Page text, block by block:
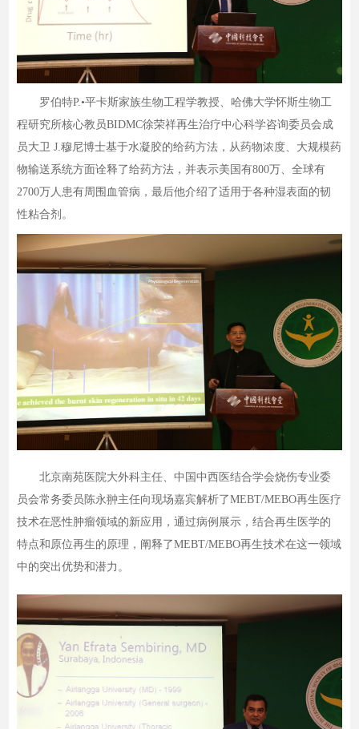
罗伯特P.•平卡斯家族生物工程学教授、哈佛大学怀斯生物工
程研究所核心教员BIDMC徐荣祥再生治疗中心科学咨询委员会成
员大卫 J.穆尼博士基于水凝胶的给药方法，从药物浓度、大规模药
物输送系统方面诠释了给药方法，并表示美国有800万、全球有
2700万人患有周围血管病，最后他介绍了适用于各种湿表面的韧
性粘合剂。
北京南苑医院大外科主任、中国中西医结合学会烧伤专业委
员会常务委员陈永翀主任向现场嘉宾解析了MEBT/MEBO再生医疗
技术在恶性肿瘤领域的新应用，通过病例展示，结合再生医学的
特点和原位再生的原理，阐释了MEBT/MEBO再生技术在这一领域
中的突出优势和潜力。